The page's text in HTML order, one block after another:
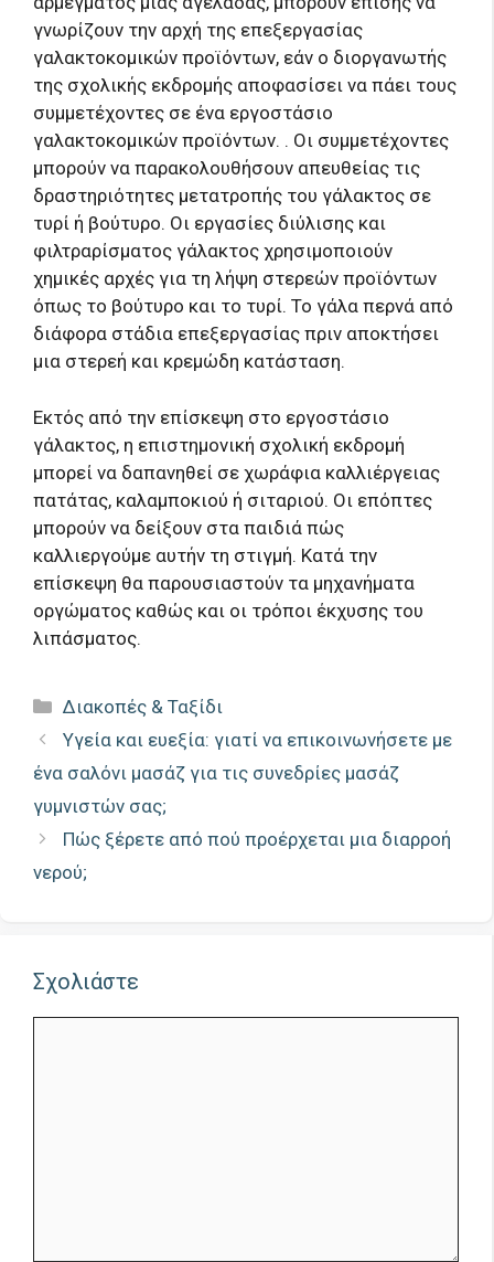
γνωρίζουν την αρχή της επεξεργασίας
γαλακτοκομικών προϊόντων, εάν ο διοργανωτής
της σχολικής εκδρομής αποφασίσει να πάει τους
συμμετέχοντες σε ένα εργοστάσιο
γαλακτοκομικών προϊόντων. . Οι συμμετέχοντες
μπορούν να παρακολουθήσουν απευθείας τις
δραστηριότητες μετατροπής του γάλακτος σε
τυρί ή βούτυρο. Οι εργασίες διύλισης και
φιλτραρίσματος γάλακτος χρησιμοποιούν
χημικές αρχές για τη λήψη στερεών προϊόντων
όπως το βούτυρο και το τυρί. Το γάλα περνά από
διάφορα στάδια επεξεργασίας πριν αποκτήσει
μια στερεή και κρεμώδη κατάσταση.
Εκτός από την επίσκεψη στο εργοστάσιο
γάλακτος, η επιστημονική σχολική εκδρομή
μπορεί να δαπανηθεί σε χωράφια καλλιέργειας
πατάτας, καλαμποκιού ή σιταριού. Οι επόπτες
μπορούν να δείξουν στα παιδιά πώς
καλλιεργούμε αυτήν τη στιγμή. Κατά την
επίσκεψη θα παρουσιαστούν τα μηχανήματα
οργώματος καθώς και οι τρόποι έκχυσης του
λιπάσματος.
Κατηγορίες
Διακοπές & Ταξίδι
Υγεία και ευεξία: γιατί να επικοινωνήσετε με
ένα σαλόνι μασάζ για τις συνεδρίες μασάζ
γυμνιστών σας;
Πώς ξέρετε από πού προέρχεται μια διαρροή
νερού;
Σχολιάστε